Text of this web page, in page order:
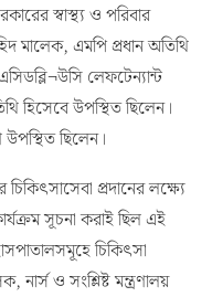
স্বাস্থ্য ও পরিবার
মালেক, এমপি প্রধান অতিথি
লেফটেন্যান্ট
হিসেবে উপস্থিত ছিলেন।
ছিলেন।
প্রদানের লক্ষ্যে
সূচনা করাই ছিল এই
চিকিৎসা
ও সংশ্লিষ্ট মন্ত্রণালয়